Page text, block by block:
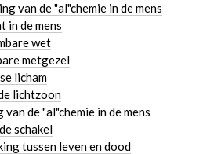
van de "al"chemie in de mens
in de mens
wet
metgezel
licham
lichtzoon
de "al"chemie in de mens
schakel
tussen leven en dood